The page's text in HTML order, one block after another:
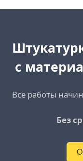
с
Все работы
Без